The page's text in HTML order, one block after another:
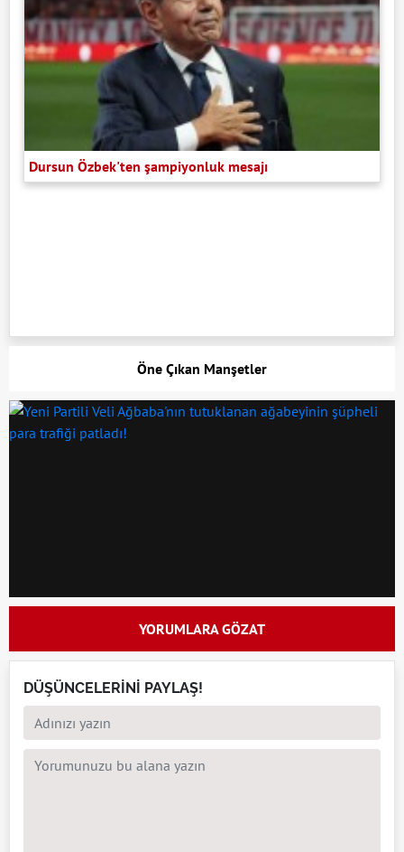
Dursun Özbek'ten şampiyonluk mesajı
Öne Çıkan Manşetler
YORUMLARA GÖZAT
DÜŞÜNCELERİNİ PAYLAŞ!